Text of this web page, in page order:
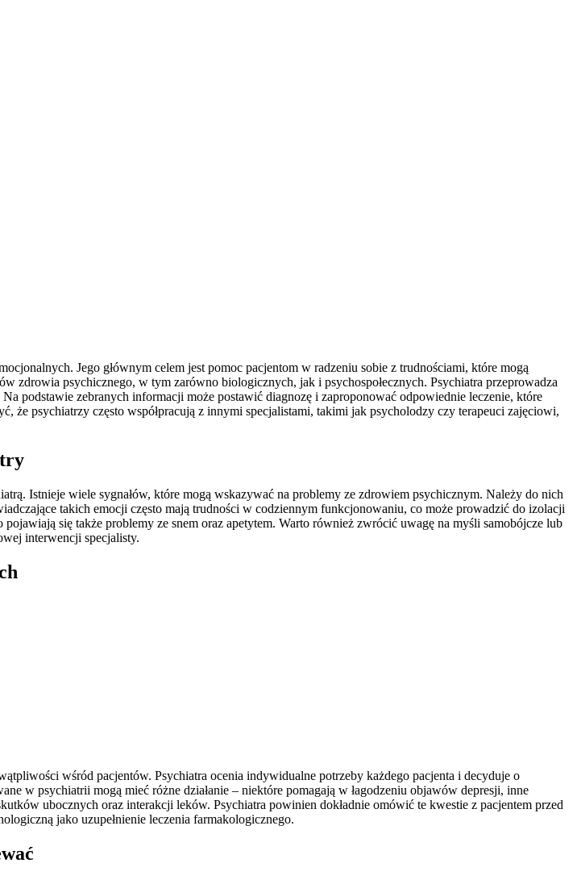
Jego głównym celem jest pomoc pacjentom w radzeniu sobie z trudnościami, które mogą
zdrowia psychicznego, w tym zarówno biologicznych, jak i psychospołecznych. Psychiatra przeprowadza
podstawie zebranych informacji może postawić diagnozę i zaproponować odpowiednie leczenie, które
że psychiatrzy często współpracują z innymi specjalistami, takimi jak psycholodzy czy terapeuci zajęciowi,
Istnieje wiele sygnałów, które mogą wskazywać na problemy ze zdrowiem psychicznym. Należy do nich
takich emocji często mają trudności w codziennym funkcjonowaniu, co może prowadzić do izolacji
się także problemy ze snem oraz apetytem. Warto również zwrócić uwagę na myśli samobójcze lub
interwencji specjalisty.
wśród pacjentów. Psychiatra ocenia indywidualne potrzeby każdego pacjenta i decyduje o
w psychiatrii mogą mieć różne działanie – niektóre pomagają w łagodzeniu objawów depresji, inne
ubocznych oraz interakcji leków. Psychiatra powinien dokładnie omówić te kwestie z pacjentem przed
jako uzupełnienie leczenia farmakologicznego.